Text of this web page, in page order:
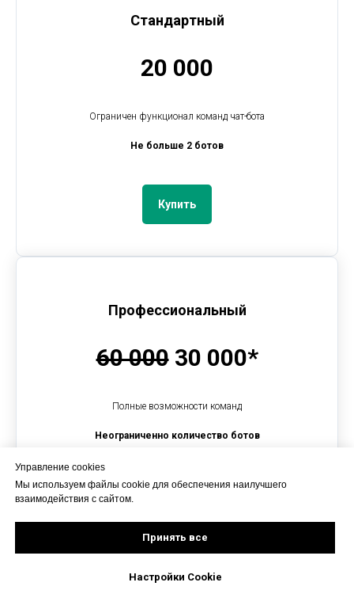
Стандартный
20 000
Ограничен функционал команд чат-бота
Не больше 2 ботов
Купить
Профессиональный
60 00030 000*
Полные возможности команд
Неограниченно количество ботов
Купить
Управление cookies
Мы используем файлы cookie для обеспечения наилучшего
взаимодействия с сайтом.
Принять все
Настройки Cookie
ПРОЙДИТЕ ТЕСТ